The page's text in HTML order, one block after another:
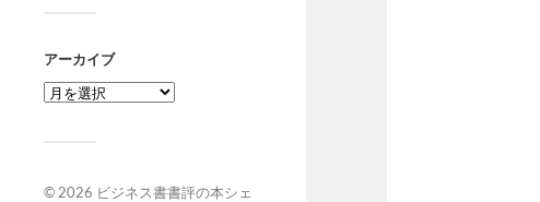
アーカイブ
© 2026 ビジネス書書評の本シェ